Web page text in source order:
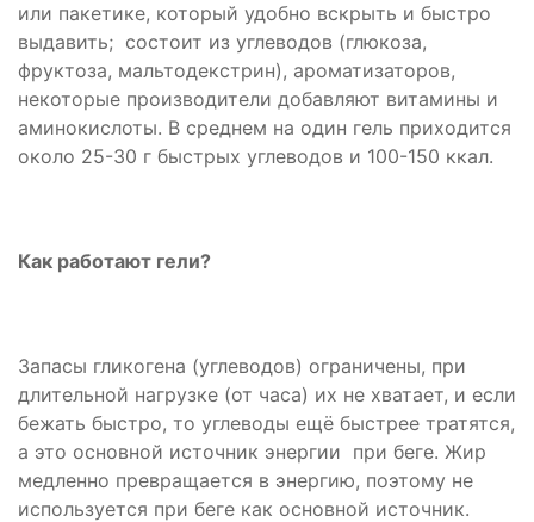
или пакетике, который удобно вскрыть и быстро
выдавить; состоит из углеводов (глюкоза,
фруктоза, мальтодекстрин), ароматизаторов,
некоторые производители добавляют витамины и
аминокислоты. В среднем на один гель приходится
около 25-30 г быстрых углеводов и 100-150 ккал.
Как работают гели?
Запасы гликогена (углеводов) ограничены, при
длительной нагрузке (от часа) их не хватает, и если
бежать быстро, то углеводы ещё быстрее тратятся,
а это основной источник энергии при беге. Жир
медленно превращается в энергию, поэтому не
используется при беге как основной источник.